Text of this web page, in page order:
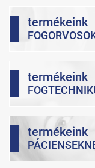
termékeink
termékeink
termékeink